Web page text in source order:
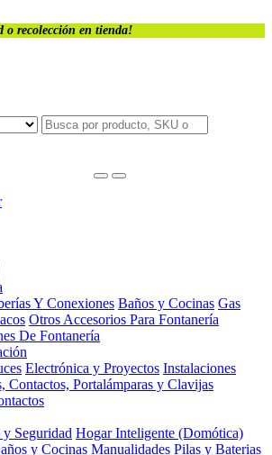
o recolección en tienda!
Y Conexiones Baños y Cocinas Gas
Otros Accesorios Para Fontanería
De Fontanería
Electrónica y Proyectos Instalaciones
Contactos, Portalámparas y Clavijas
Seguridad Hogar Inteligente (Domótica)
y Cocinas Manualidades Pilas y Baterias